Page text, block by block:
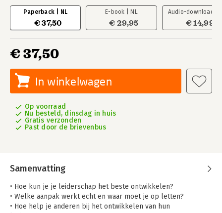
Paperback | NL
€ 37,50
E-book | NL
€ 29,95
Audio-download |
€ 14,99
€ 37,50
In winkelwagen
Op voorraad
Nu besteld, dinsdag in huis
Gratis verzonden
Past door de brievenbus
Samenvatting
• Hoe kun je je leiderschap het beste ontwikkelen?
• Welke aanpak werkt echt en waar moet je op letten?
• Hoe help je anderen bij het ontwikkelen van hun